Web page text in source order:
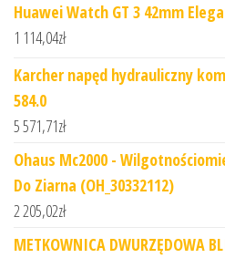
Huawei Watch GT 3 42mm
1 114,04zł
Karcher napęd hydrauliczny
584.0
5 571,71zł
Ohaus Mc2000 -
Do Ziarna (OH_30332112)
2 205,02zł
METKOWNICA DWURZĘDOWA